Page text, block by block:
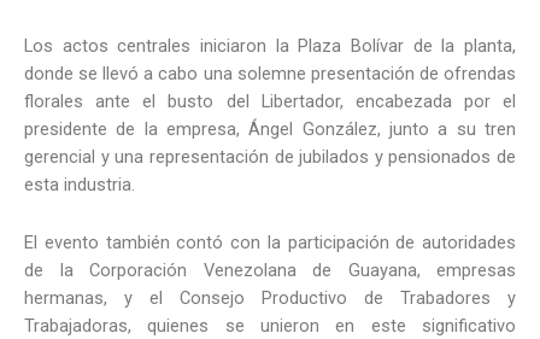
Los actos centrales iniciaron la Plaza Bolívar de la planta,
donde se llevó a cabo una solemne presentación de ofrendas
florales ante el busto del Libertador, encabezada por el
presidente de la empresa, Ángel González, junto a su tren
gerencial y una representación de jubilados y pensionados de
esta industria.
El evento también contó con la participación de autoridades
de la Corporación Venezolana de Guayana, empresas
hermanas, y el Consejo Productivo de Trabadores y
Trabajadoras, quienes se unieron en este significativo